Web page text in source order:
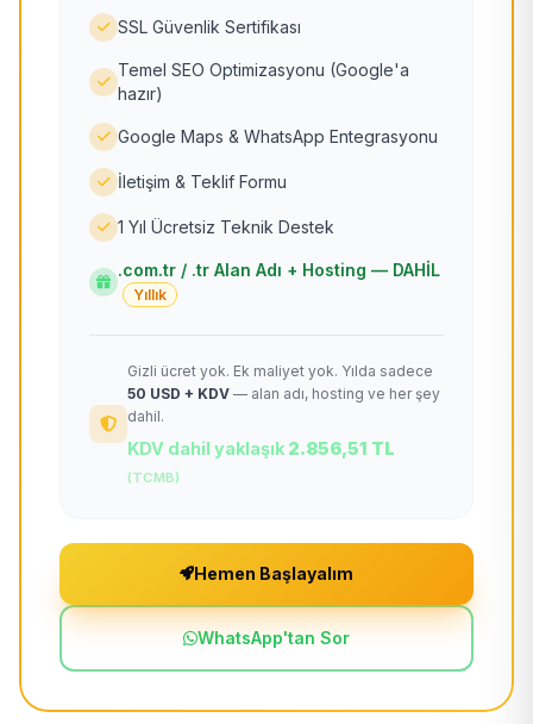
SSL Güvenlik Sertifikası
Temel SEO Optimizasyonu (Google'a
hazır)
Google Maps & WhatsApp Entegrasyonu
İletişim & Teklif Formu
1 Yıl Ücretsiz Teknik Destek
.com.tr / .tr Alan Adı + Hosting — DAHİL
Yıllık
Gizli ücret yok. Ek maliyet yok. Yılda sadece
50 USD + KDV — alan adı, hosting ve her şey
dahil.
KDV dahil yaklaşık 2.856,51 TL
(TCMB)
Hemen Başlayalım
WhatsApp'tan Sor